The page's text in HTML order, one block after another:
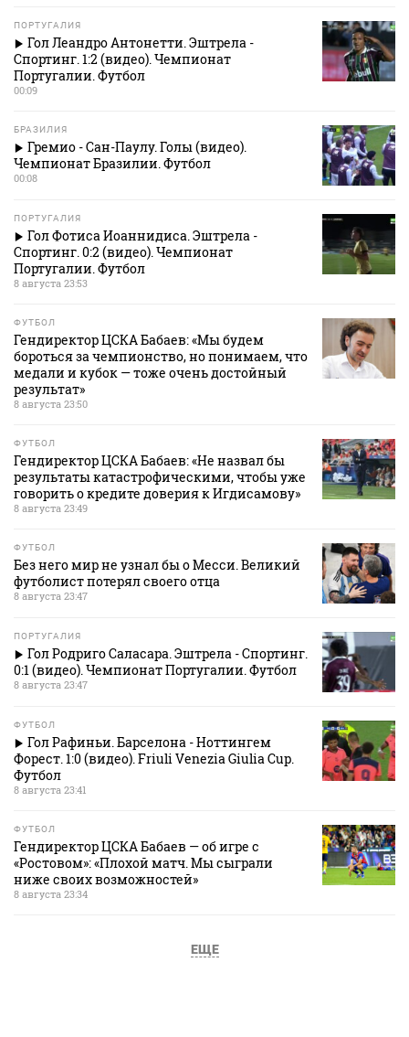
ПОРТУГАЛИЯ
Гол Леандро Антонетти. Эштрела -
Спортинг. 1:2 (видео). Чемпионат
Португалии. Футбол
00:09
БРАЗИЛИЯ
Гремио - Сан-Паулу. Голы (видео).
Чемпионат Бразилии. Футбол
00:08
ПОРТУГАЛИЯ
Гол Фотиса Иоаннидиса. Эштрела -
Спортинг. 0:2 (видео). Чемпионат
Португалии. Футбол
8 августа 23:53
ФУТБОЛ
Гендиректор ЦСКА Бабаев: «Мы будем
бороться за чемпионство, но понимаем, что
медали и кубок — тоже очень достойный
результат»
8 августа 23:50
ФУТБОЛ
Гендиректор ЦСКА Бабаев: «Не назвал бы
результаты катастрофическими, чтобы уже
говорить о кредите доверия к Игдисамову»
8 августа 23:49
ФУТБОЛ
Без него мир не узнал бы о Месси. Великий
футболист потерял своего отца
8 августа 23:47
ПОРТУГАЛИЯ
Гол Родриго Саласара. Эштрела - Спортинг.
0:1 (видео). Чемпионат Португалии. Футбол
8 августа 23:47
ФУТБОЛ
Гол Рафиньи. Барселона - Ноттингем
Форест. 1:0 (видео). Friuli Venezia Giulia Cup.
Футбол
8 августа 23:41
ФУТБОЛ
Гендиректор ЦСКА Бабаев — об игре с
«Ростовом»: «Плохой матч. Мы сыграли
ниже своих возможностей»
8 августа 23:34
ЕЩЕ